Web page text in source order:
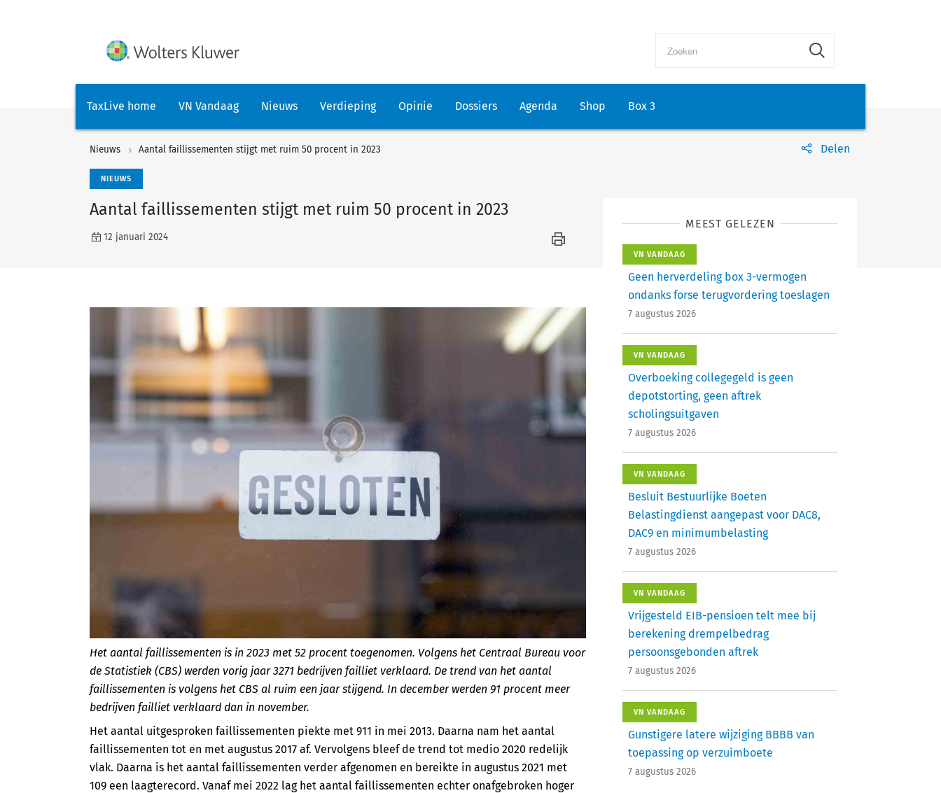
TaxLive home VN Vandaag Nieuws Verdieping Opinie Dossiers Agenda Shop Box 3
Nieuws Aantal faillissementen stijgt met ruim 50 procent in 2023 Delen
NIEUWS
Aantal faillissementen stijgt met ruim 50 procent in 2023
12 januari 2024
Het aantal faillissementen is in 2023 met 52 procent toegenomen. Volgens het Centraal Bureau voor
de Statistiek (CBS) werden vorig jaar 3271 bedrijven failliet verklaard. De trend van het aantal
faillissementen is volgens het CBS al ruim een jaar stijgend. In december werden 91 procent meer
bedrijven failliet verklaard dan in november.
Het aantal uitgesproken faillissementen piekte met 911 in mei 2013. Daarna nam het aantal
faillissementen tot en met augustus 2017 af. Vervolgens bleef de trend tot medio 2020 redelijk
vlak. Daarna is het aantal faillissementen verder afgenomen en bereikte in augustus 2021 met
109 een laagterecord. Vanaf mei 2022 lag het aantal faillissementen echter onafgebroken hoger
MEEST GELEZEN
VN VANDAAG
Geen herverdeling box 3-vermogen
ondanks forse terugvordering toeslagen
7 augustus 2026
VN VANDAAG
Overboeking collegegeld is geen
depotstorting, geen aftrek
scholingsuitgaven
7 augustus 2026
VN VANDAAG
Besluit Bestuurlijke Boeten
Belastingdienst aangepast voor DAC8,
DAC9 en minimumbelasting
7 augustus 2026
VN VANDAAG
Vrijgesteld EIB-pensioen telt mee bij
berekening drempelbedrag
persoonsgebonden aftrek
7 augustus 2026
VN VANDAAG
Gunstigere latere wijziging BBBB van
toepassing op verzuimboete
7 augustus 2026